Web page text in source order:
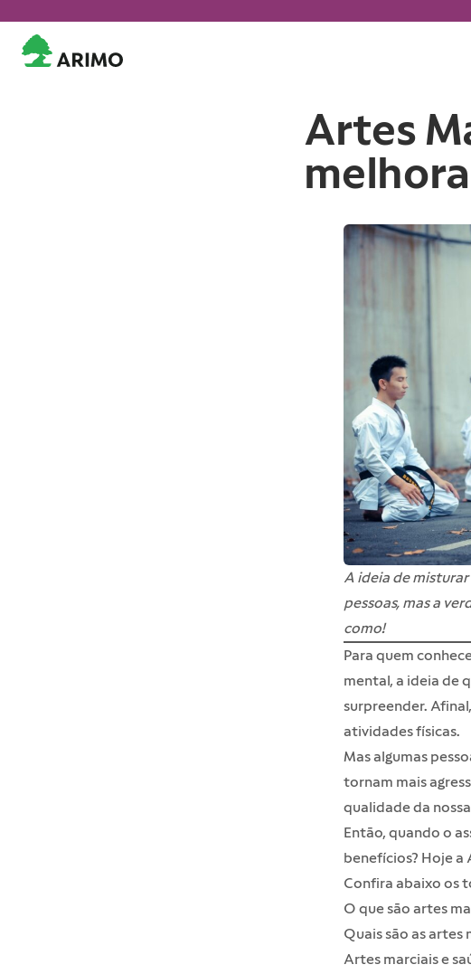
Artes
A ideia de
pessoas, mas a
como!
Para quem
mental, a ideia de
surpreender.
atividades físicas.
Mas algumas
tornam mais
qualidade da
Então, quando o
benefícios? Hoje a
Confira abaixo os
O que são artes
Quais são as artes
Artes marciais e